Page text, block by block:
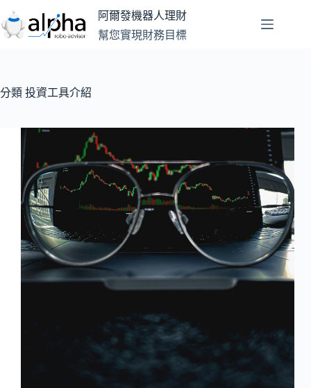
至
主
容
阿爾發機器人理財
幫您實現財務目標
分類 投資工具介紹